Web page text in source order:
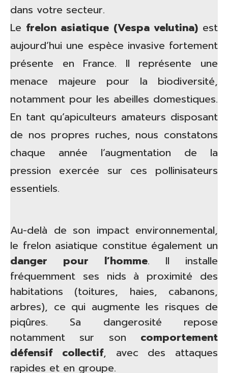
dans votre secteur.
Le frelon asiatique (Vespa velutina) est
aujourd’hui une espèce invasive fortement
présente en France. Il représente une
menace majeure pour la biodiversité,
notamment pour les abeilles domestiques.
En tant qu’apiculteurs amateurs disposant
de nos propres ruches, nous constatons
chaque année l’augmentation de la
pression exercée sur ces pollinisateurs
essentiels.
Au-delà de son impact environnemental,
le frelon asiatique constitue également un
danger pour l’homme. Il installe
fréquemment ses nids à proximité des
habitations (toitures, haies, cabanons,
arbres), ce qui augmente les risques de
piqûres. Sa dangerosité repose
notamment sur son comportement
défensif collectif, avec des attaques
rapides et en groupe.